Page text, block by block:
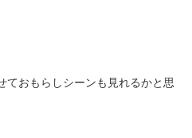
ておもらしシーンも見れるかと思